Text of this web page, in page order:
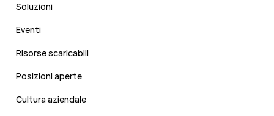
Soluzioni
Eventi
Risorse scaricabili
Posizioni aperte
Cultura aziendale